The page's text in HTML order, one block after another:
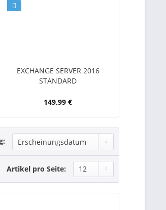
EXCHANGE SERVER 2016
STANDARD
149,99 €
Artikel pro Seite: